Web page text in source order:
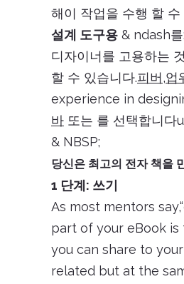
해이 작업을 수행 할 수
설계 도구용 & ndash
디자이너를 고용하는
할 수 있습니다.피버,업
experience in
바 또는 를 선택합니
& NBSP;
당신은 최고의 전자 책을
1 단계: 쓰기
As most mentors
part of your eBook
you can share to
related but at the